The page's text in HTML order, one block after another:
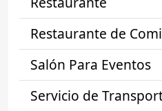
Restaurante de
Salón Para Eventos
Servicio de